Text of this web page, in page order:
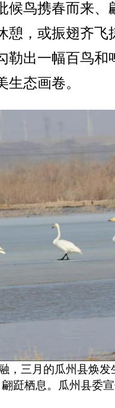
候鸟携春而来、
憩，或振翅齐飞
勒出一幅百鸟和
态画卷。
，三月的瓜州县焕发
跹栖息。瓜州县委